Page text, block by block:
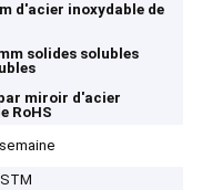
d'acier inoxydable de
solides solubles
miroir d'acier
RoHS